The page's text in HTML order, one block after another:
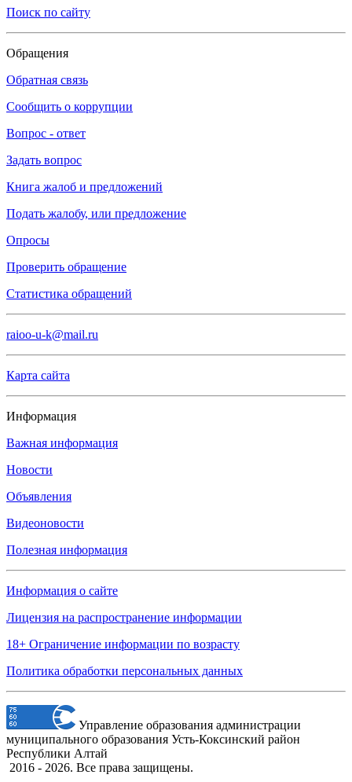
Поиск по сайту
Обращения
Обратная связь
Сообщить о коррупции
Вопрос - ответ
Задать вопрос
Книга жалоб и предложений
Подать жалобу, или предложение
Опросы
Проверить обращение
Статистика обращений
raioo-u-k@mail.ru
Карта сайта
Информация
Важная информация
Новости
Объявления
Видеоновости
Полезная информация
Информация о сайте
Лицензия на распространение информации
18+ Ограничение информации по возрасту
Политика обработки персональных данных
Управление образования администрации
муниципального образования Усть-Коксинский район
Республики Алтай
2016 - 2026. Все права защищены.